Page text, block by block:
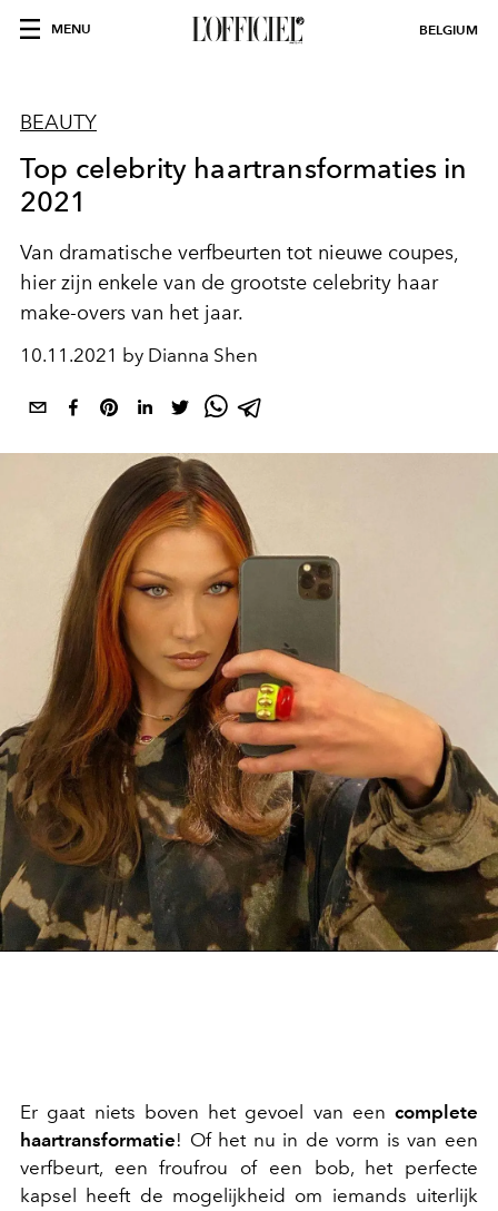
MENU BELGIUM
BEAUTY
Top celebrity haartransformaties in
2021
Van dramatische verfbeurten tot nieuwe coupes,
hier zijn enkele van de grootste celebrity haar
make-overs van het jaar.
10.11.2021 by Dianna Shen
Er gaat niets boven het gevoel van een complete
haartransformatie! Of het nu in de vorm is van een
verfbeurt, een froufrou of een bob, het perfecte
kapsel heeft de mogelijkheid om iemands uiterlijk